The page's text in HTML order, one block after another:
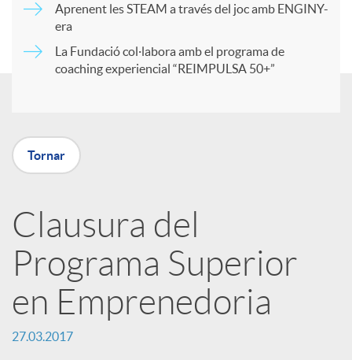
r
X
a
r
Aprenent les STEAM a través del joc amb ENGINY-
era
La Fundació col·labora amb el programa de
coaching experiencial “REIMPULSA 50+”
Tornar
Clausura del
Programa Superior
en Emprenedoria
27.03.2017